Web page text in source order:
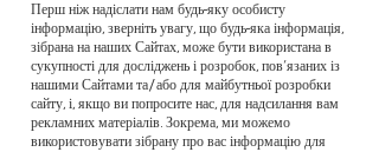
Перш ніж надіслати нам будь-яку особисту
інформацію, зверніть увагу, що будь-яка інформація,
зібрана на наших Сайтах, може бути використана в
сукупності для досліджень і розробок, пов’язаних із
нашими Сайтами та/або для майбутньої розробки
сайту, і, якщо ви попросите нас, для надсилання вам
рекламних матеріалів. Зокрема, ми можемо
використовувати зібрану про вас інформацію для